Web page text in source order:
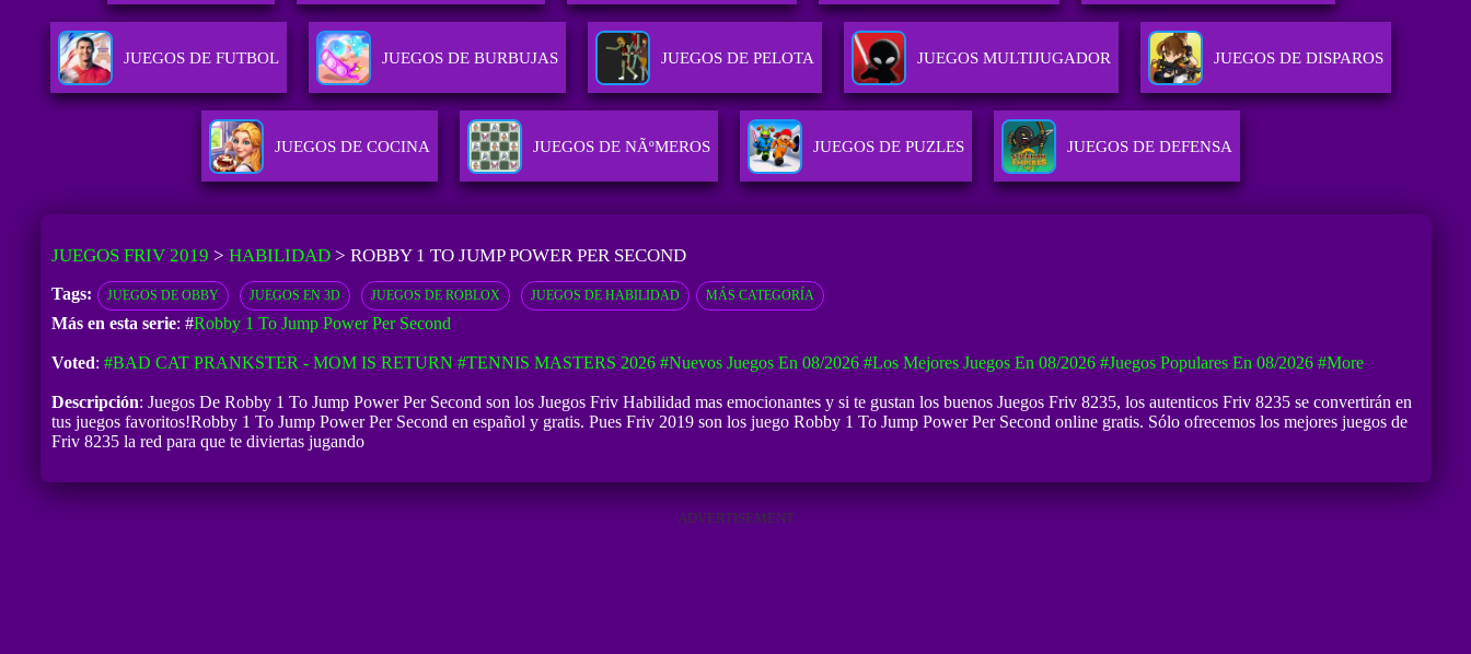
JUEGOS DE FUTBOL JUEGOS DE BURBUJAS JUEGOS DE PELOTA JUEGOS MULTIJUGADOR JUEGOS DE DISPAROS
JUEGOS DE COCINA JUEGOS DE NÃºMEROS JUEGOS DE PUZLES JUEGOS DE DEFENSA
JUEGOS FRIV 2019 > HABILIDAD> ROBBY 1 TO JUMP POWER PER SECOND
Tags: JUEGOS DE OBBY JUEGOS EN 3D JUEGOS DE ROBLOX JUEGOS DE HABILIDAD MÁS CATEGORÍA
Más en esta serie: #Robby 1 To Jump Power Per Second
Voted: #BAD CAT PRANKSTER - MOM IS RETURN #TENNIS MASTERS 2026 #Nuevos Juegos En 08/2026 #Los Mejores Juegos En 08/2026 #Juegos Populares En 08/2026 #more
Descripción: Juegos De Robby 1 To Jump Power Per Second son los Juegos Friv Habilidad mas emocionantes y si te gustan los buenos Juegos Friv 8235, los autenticos Friv 8235 se convertirán en
tus juegos favoritos!Robby 1 To Jump Power Per Second en español y gratis. Pues Friv 2019 son los juego Robby 1 To Jump Power Per Second online gratis. Sólo ofrecemos los mejores juegos de
Friv 8235 la red para que te diviertas jugando
ADVERTISEMENT